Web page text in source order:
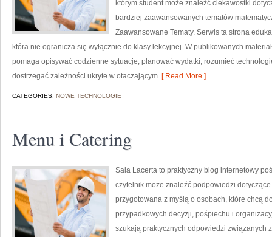
którym student może znaleźć ciekawostki
bardziej zaawansowanych tematów
Zaawansowane Tematy. Serwis ta strona
która nie ogranicza się wyłącznie do klasy lekcyjnej. W publikowanych
pomaga opisywać codzienne sytuacje, planować wydatki, rozumieć
dostrzegać zależności ukryte w otaczającym [ Read More ]
CATEGORIES: NOWE TECHNOLOGIE
Menu i Catering
Sala Lacerta to praktyczny blog internetowy
czytelnik może znaleźć podpowiedzi
przygotowana z myślą o osobach, które chcą
przypadkowych decyzji, pośpiechu i
szukają praktycznych odpowiedzi związanych